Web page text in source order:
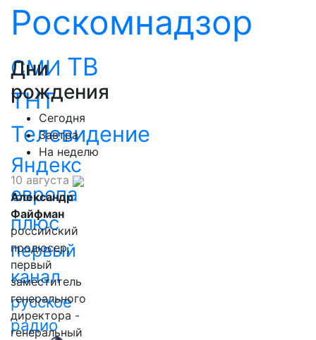
Роскомнадзор
СМИ ТВ
ТНТ
Телевидение
Яндекс
европа
плюс
первый
канал
русское
радио
Дни
рождения
Сегодня
Завтра
На неделю
10 августа
Александр
Файфман
российский
продюсер,
первый
заместитель
генерального
директора -
генеральный